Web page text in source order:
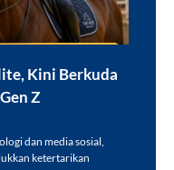
Kini Berkuda
Z
dan media sosial,
ketertarikan